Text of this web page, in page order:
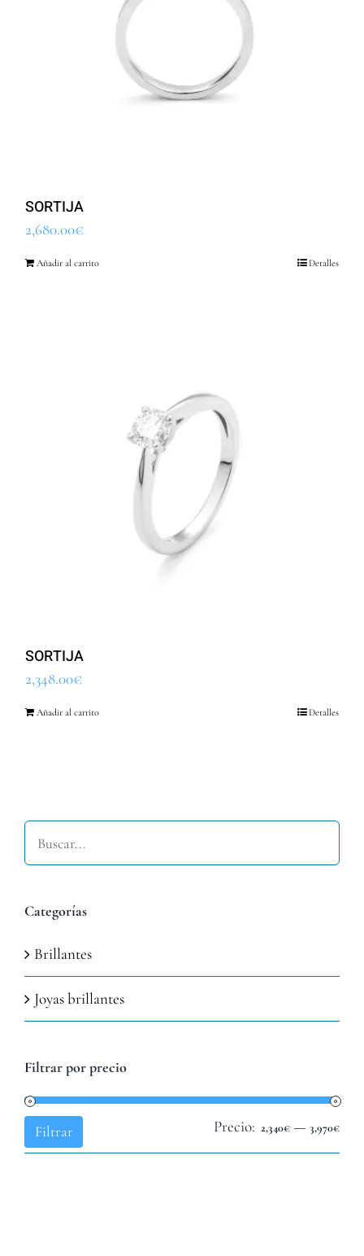
SORTIJA
2,680.00€
Añadir al carrito Detalles
SORTIJA
2,348.00€
Añadir al carrito Detalles
Categorías
Brillantes
Joyas brillantes
Filtrar por precio
Filtrar Precio: 2,340€ — 3,970€